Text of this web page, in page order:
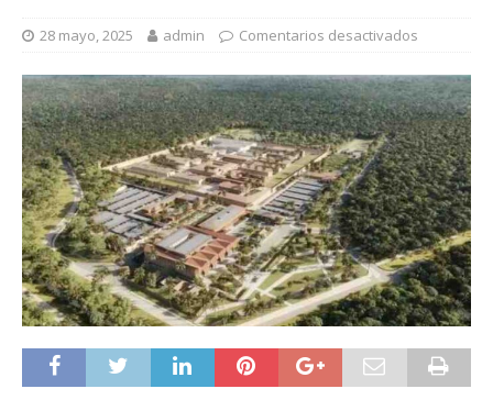
28 mayo, 2025 admin Comentarios desactivados